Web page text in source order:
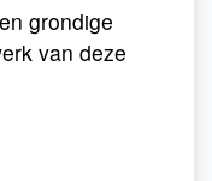
grondige
van deze